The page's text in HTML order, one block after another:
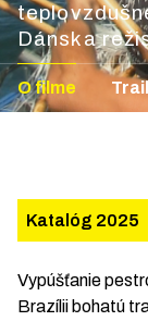
Dánska
ponúka
O filme
Katalóg 2025
Vypúšťanie
Brazílii bohatú